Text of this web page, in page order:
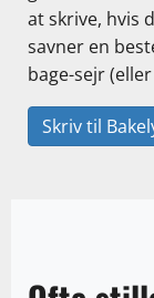
at skrive, hvis
savner en
bage-sejr
Skriv til